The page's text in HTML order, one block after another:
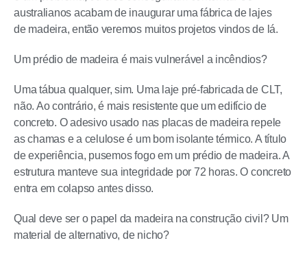
australianos acabam de inaugurar uma fábrica de lajes
de madeira, então veremos muitos projetos vindos de lá.
Um prédio de madeira é mais vulnerável a incêndios?
Uma tábua qualquer, sim. Uma laje pré-fabricada de CLT,
não. Ao contrário, é mais resistente que um edifício de
concreto. O adesivo usado nas placas de madeira repele
as chamas e a celulose é um bom isolante térmico. A título
de experiência, pusemos fogo em um prédio de madeira. A
estrutura manteve sua integridade por 72 horas. O concreto
entra em colapso antes disso.
Qual deve ser o papel da madeira na construção civil? Um
material de alternativo, de nicho?